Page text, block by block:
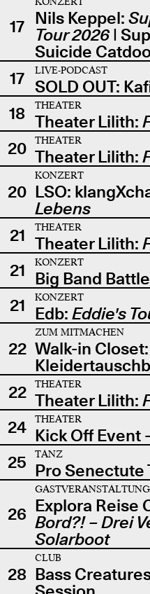
17 Nils Keppel:
Tour 2026|
Suicide
17
LIVE-PODCAST
SOLD OUT:
18
THEATER
Theater Lilith:
20
THEATER
Theater Lilith:
20
KONZERT
LSO:
Lebens
21
THEATER
Theater Lilith:
21
KONZERT
Big Band
21
KONZERT
Edb: Eddie's
22
ZUM MITMACHEN
Walk-in Closet:
22
THEATER
Theater Lilith:
24
THEATER
Kick Off Event
25
TANZ
Pro Senectute
26
GASTVERANSTALTUNG
Explora Reise
Bord?! – Drei
Solarboot
28
CLUB
Bass